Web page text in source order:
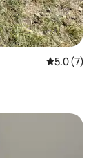
คะแนนเฉลี่
5.0 (7)